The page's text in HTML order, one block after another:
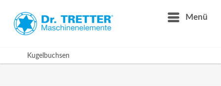
Menü
Kugelbuchsen